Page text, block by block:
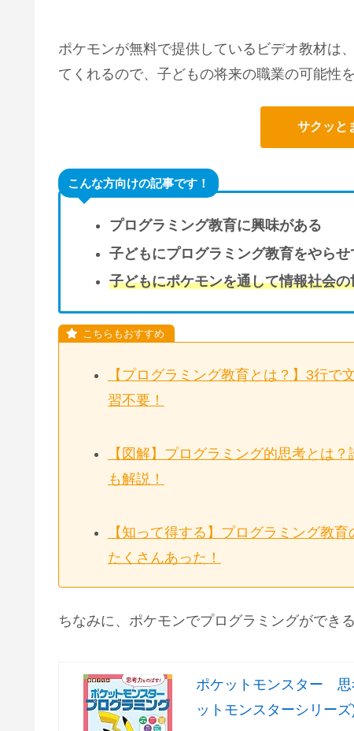
ポケモンが無料で提供しているビデオ教材は
てくれるので、子どもの将来の職業の可能性
サクッと
こんな方向けの記事です！
プログラミング教育に興味がある
子どもにプログラミング教育をやらせ
子どもにポケモンを通して情報社会
【プログラミング教育とは？】3行
習不要！
【図解】プログラミング的思考とは
も解説！
【知って得する】プログラミング教
たくさんあった！
ちなみに、ポケモンでプログラミングができ
ポケットモンスター 思
ットモンスターシリーズ